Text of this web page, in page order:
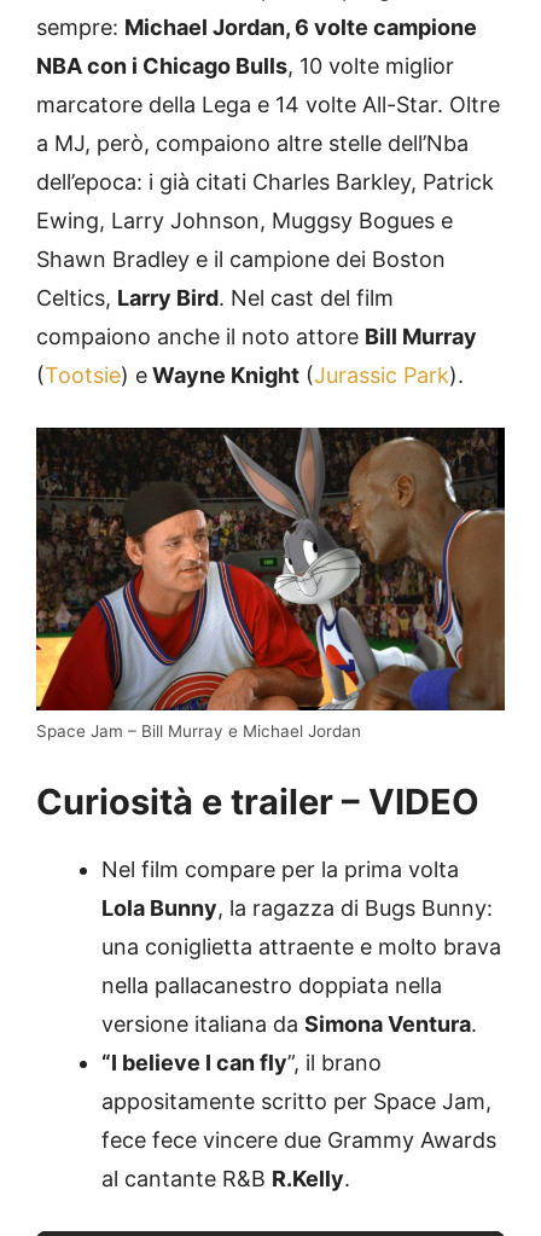
sempre: Michael Jordan, 6 volte campione
NBA con i Chicago Bulls, 10 volte miglior
marcatore della Lega e 14 volte All-Star. Oltre
a MJ, però, compaiono altre stelle dell’Nba
dell’epoca: i già citati Charles Barkley, Patrick
Ewing, Larry Johnson, Muggsy Bogues e
Shawn Bradley e il campione dei Boston
Celtics, Larry Bird. Nel cast del film
compaiono anche il noto attore Bill Murray
(Tootsie) eWayne Knight (Jurassic Park).
Space Jam – Bill Murray e Michael Jordan
Curiosità e trailer – VIDEO
Nel film compare per la prima volta
Lola Bunny, la ragazza di Bugs Bunny:
una coniglietta attraente e molto brava
nella pallacanestro doppiata nella
versione italiana da Simona Ventura.
“I believe I can fly”, il brano
appositamente scritto per Space Jam,
fece fece vincere due Grammy Awards
al cantante R&B R.Kelly.